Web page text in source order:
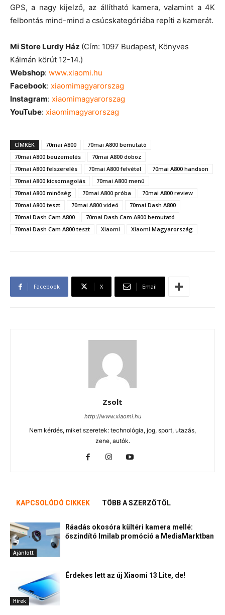
GPS, a nagy kijelző, az állítható kamera, valamint a 4K
felbontás mind-mind a csúcskategóriába repíti a kamerát.
Mi Store Lurdy Ház (Cím: 1097 Budapest, Könyves
Kálmán körút 12-14.)
Webshop: www.xiaomi.hu
Facebook: xiaomimagyarorszag
Instagram: xiaomimagyarorszag
YouTube: xiaomimagyarorszag
CÍMKÉK 70mai A800
70mai A800 bemutató
70mai A800 beüzemelés
70mai A800 doboz
70mai A800 felszerelés
70mai A800 felvétel
70mai A800 handson
70mai A800 kicsomagolás
70mai A800 menü
70mai A800 minőség
70mai A800 próba
70mai A800 review
70mai A800 teszt
70mai A800 videó
70mai Dash A800
70mai Dash Cam A800
70mai Dash Cam A800 bemutató
70mai Dash Cam A800 teszt
Xiaomi Xiaomi Magyarország
Facebook X Email
Zsolt
http://www.xiaomi.hu
Nem kérdés, miket szeretek: technológia, jog, sport, utazás,
zene, autók.
KAPCSOLÓDÓ CIKKEK TÖBB A SZERZŐTŐL
Ajánlott
Ráadás okosóra kültéri kamera mellé:
őszindító Imilab promóció a MediaMarktban
Hírek
Érdekes lett az új Xiaomi 13 Lite, de!